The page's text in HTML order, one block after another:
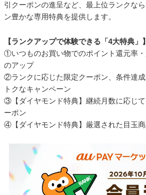
引クーポンの進呈など、最上位ランクな
ン豊かな専用特典を提供します。
【ランクアップで体験できる「4大特典」】
①いつものお買い物でのポイント還元率
のアップ
②ランクに応じた限定クーポン、条件達
トクなキャンペーン
③【ダイヤモンド特典】継続月数に応じ
ーポン
④【ダイヤモンド特典】厳選された目玉